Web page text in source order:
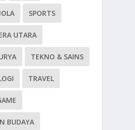
SPORTS
UTARA
TEKNO & SAINS
TRAVEL
BUDAYA